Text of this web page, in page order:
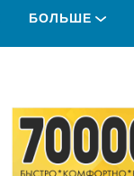
БОЛЬШЕ